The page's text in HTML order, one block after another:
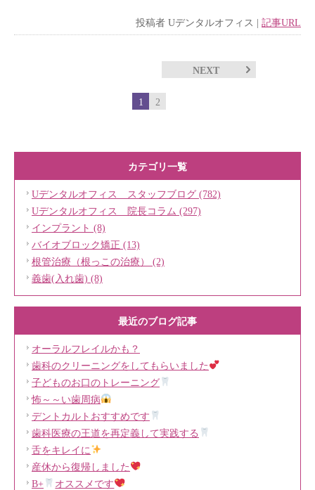
投稿者 Uデンタルオフィス | 記事URL
1 2
NEXT
カテゴリ一覧
Uデンタルオフィス スタッフブログ (782)
Uデンタルオフィス 院長コラム (297)
インプラント (8)
バイオブロック矯正 (13)
根管治療（根っこの治療） (2)
義歯(入れ歯) (8)
最近のブログ記事
オーラルフレイルかも？
歯科のクリーニングをしてもらいました
子どものお口のトレーニング
怖～～い歯周病
デントカルトおすすめです
歯科医療の王道を再定義して実践する
舌をキレイに
産休から復帰しました
B+
オススメです